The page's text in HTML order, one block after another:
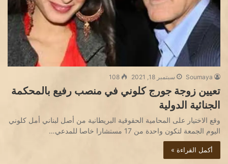
Soumaya سبتمبر 18, 2021 108
تعيين زوجة جورج كلوني في منصب رفيع بالمحكمة
الجنائية الدولية
وقع الاختيار على المحامية الحقوقية البريطانية من أصل لبناني أمل كلوني
اليوم الجمعة لتكون واحدة من 17 مستشارا خاصا للمدعي…
أكمل القراءة »